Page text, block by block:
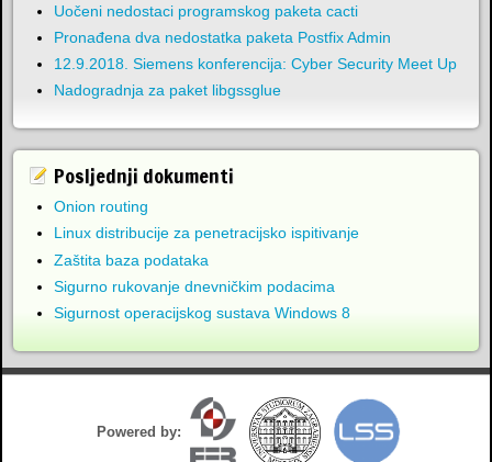
Uočeni nedostaci programskog paketa cacti
Pronađena dva nedostatka paketa Postfix Admin
12.9.2018. Siemens konferencija: Cyber Security Meet Up
Nadogradnja za paket libgssglue
Posljednji dokumenti
Onion routing
Linux distribucije za penetracijsko ispitivanje
Zaštita baza podataka
Sigurno rukovanje dnevničkim podacima
Sigurnost operacijskog sustava Windows 8
Powered by: